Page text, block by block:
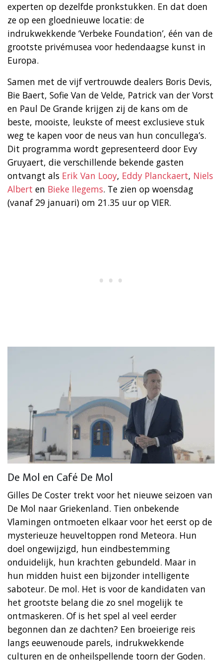
experten op dezelfde pronkstukken. En dat doen
ze op een gloednieuwe locatie: de
indrukwekkende ‘Verbeke Foundation’, één van de
grootste privémusea voor hedendaagse kunst in
Europa.
Samen met de vijf vertrouwde dealers Boris Devis,
Bie Baert, Sofie Van de Velde, Patrick van der Vorst
en Paul De Grande krijgen zij de kans om de
beste, mooiste, leukste of meest exclusieve stuk
weg te kapen voor de neus van hun concullega’s.
Dit programma wordt gepresenteerd door Evy
Gruyaert, die verschillende bekende gasten
ontvangt als Erik Van Looy, Eddy Planckaert, Niels
Albert en Bieke Ilegems. Te zien op woensdag
(vanaf 29 januari) om 21.35 uur op VIER.
De Mol en Café De Mol
Gilles De Coster trekt voor het nieuwe seizoen van
De Mol naar Griekenland. Tien onbekende
Vlamingen ontmoeten elkaar voor het eerst op de
mysterieuze heuveltoppen rond Meteora. Hun
doel ongewijzigd, hun eindbestemming
onduidelijk, hun krachten gebundeld. Maar in
hun midden huist een bijzonder intelligente
saboteur. De mol. Het is voor de kandidaten van
het grootste belang die zo snel mogelijk te
ontmaskeren. Of is het spel al veel eerder
begonnen dan ze dachten? Een broeierige reis
langs eeuwenoude parels, indrukwekkende
culturen en de onheilspellende toorn der Goden.